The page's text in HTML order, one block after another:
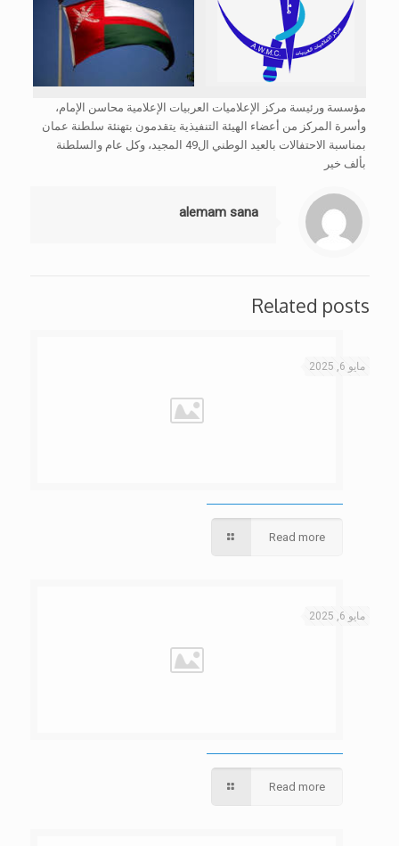
مؤسسة ورئيسة مركز الإعلاميات العربيات الإعلامية محاسن الإمام،
وأسرة المركز من أعضاء الهيئة التنفيذية يتقدمون بتهنئة سلطنة عمان
بمناسبة الاحتفالات بالعيد الوطني ال49 المجيد، وكل عام والسلطنة
بألف خير
alemam sana
Related posts
مايو 6, 2025
Read more
مايو 6, 2025
Read more